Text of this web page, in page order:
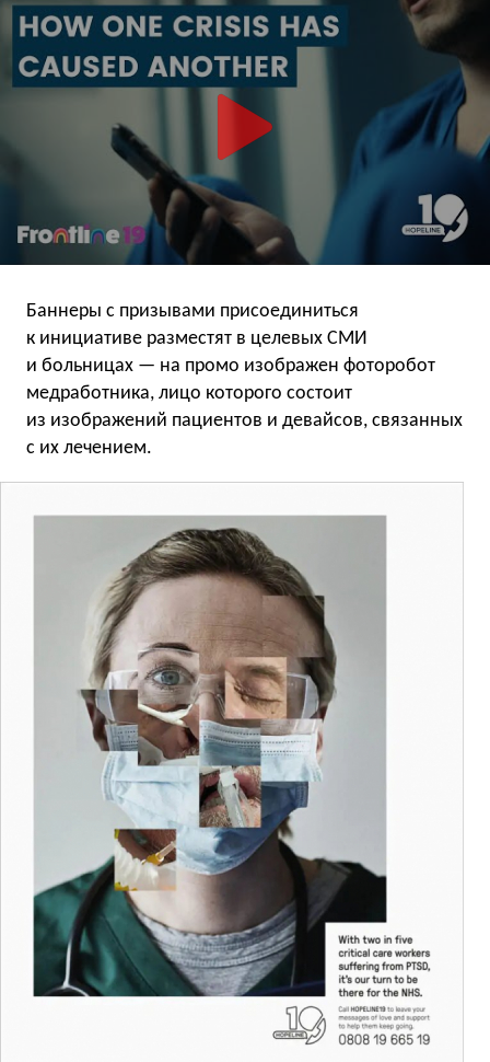
Баннеры с призывами присоединиться
к инициативе разместят в целевых СМИ
и больницах — на промо изображен фоторобот
медработника, лицо которого состоит
из изображений пациентов и девайсов, связанных
с их лечением.